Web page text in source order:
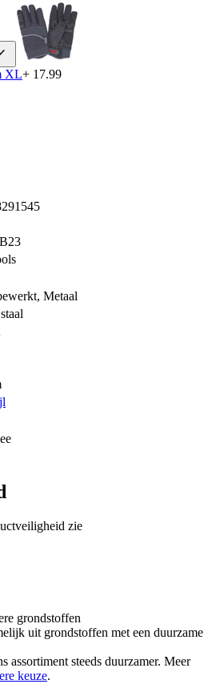
XL+ 17.99
, Metaal
zie
grondstoffen
uit grondstoffen met een duurzame
assortiment steeds duurzamer. Meer
keuze.